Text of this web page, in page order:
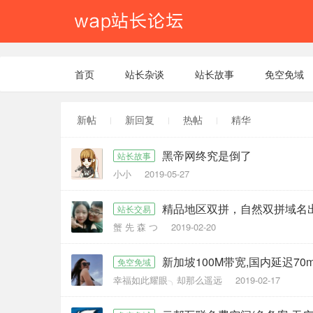
首页 站长杂谈 站长故事 免空免域
新帖 新回复 热帖 精华
站长故事 黑帝网终究是倒了
小小 2019-05-27
站长交易 精品地区双拼，自然双拼域
蟹 先 森 つ 2019-02-20
免空免域 新加坡100M带宽,国内延迟
幸福如此耀眼╮却那么遥远 2019-02-17